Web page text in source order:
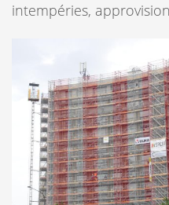
intempéries,